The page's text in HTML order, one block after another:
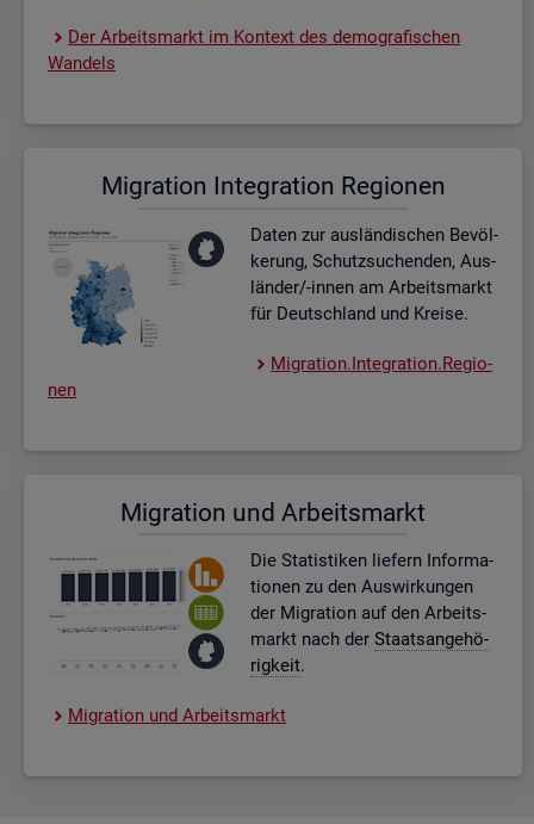
Der Ar­beits­markt im Kon­text des de­mo­gra­fi­schen
Wan­dels
Mi­gra­ti­on In­te­gra­ti­on Re­gio­nen
Daten zur aus­län­di­schen Be­völ­
ke­rung, Schutz­su­chen­den, Aus­
län­der/-innen am Ar­beits­markt
für Deutsch­land und Krei­se.
Mi­gra­ti­on.In­te­gra­ti­on.Re­gio­
nen
Mi­gra­ti­on und Ar­beits­markt
Die Sta­tis­ti­ken lie­fern In­for­ma­
tio­nen zu den Aus­wir­kun­gen
der Mi­gra­ti­on auf den Ar­beits­
markt nach der Staats­an­ge­hö­
rig­keit.
Mi­gra­ti­on und Ar­beits­markt